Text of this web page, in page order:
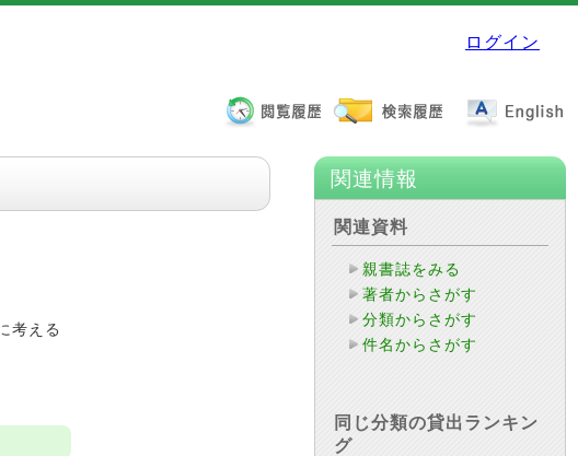
ログイン
考える
関連情報
関連資料
親書誌をみる
著者からさがす
分類からさがす
件名からさがす
同じ分類の貸出ランキン
グ